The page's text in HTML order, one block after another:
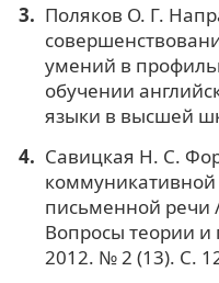
Поляков О. Г.
умений в
обучении
языки в высшей
Савицкая Н. С.
письменной речи
Вопросы теории и
2012. № 2 (13). С.